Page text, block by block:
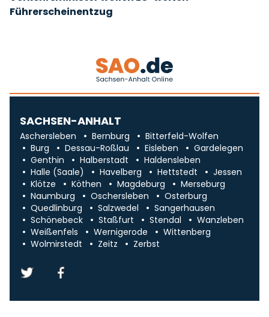
Führerscheinentzug
SACHSEN-ANHALT
Aschersleben Bernburg
Bitterfeld-Wolfen
Burg
Dessau-Roßlau Eisleben
Gardelegen
Genthin
Halberstadt
Haldensleben
Halle (Saale)
Havelberg Hettstedt
Jessen
Klötze
Köthen Magdeburg
Merseburg
Naumburg
Oschersleben
Osterburg
Quedlinburg
Salzwedel
Sangerhausen
Schönebeck
Staßfurt Stendal
Wanzleben
Weißenfels
Wernigerode
Wittenberg
Wolmirstedt
Zeitz Zerbst